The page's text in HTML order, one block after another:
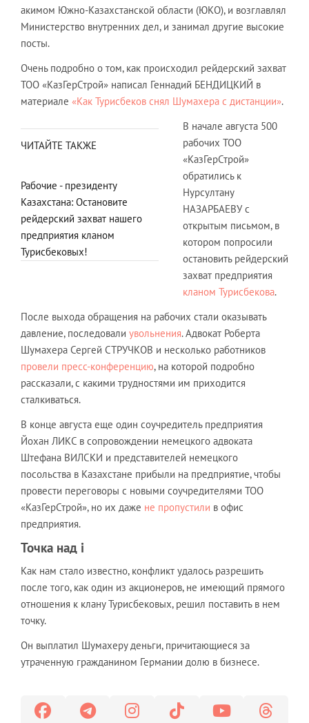
акимом Южно-Казахстанской области (ЮКО), и возглавлял
Министерство внутренних дел, и занимал другие высокие
посты.
Очень подробно о том, как происходил рейдерский захват
ТОО «КазГерСтрой» написал Геннадий БЕНДИЦКИЙ в
материале «Как Турисбеков снял Шумахера с дистанции».
ЧИТАЙТЕ ТАКЖЕ
Рабочие - президенту
Казахстана: Остановите
рейдерский захват нашего
предприятия кланом
Турисбековых!
В начале августа 500
рабочих ТОО
«КазГерСтрой»
обратились к
Нурсултану
НАЗАРБАЕВУ с
открытым письмом, в
котором попросили
остановить рейдерский
захват предприятия
кланом Турисбекова.
После выхода обращения на рабочих стали оказывать
давление, последовали увольнения. Адвокат Роберта
Шумахера Сергей СТРУЧКОВ и несколько работников
провели пресс-конференцию, на которой подробно
рассказали, с какими трудностями им приходится
сталкиваться.
В конце августа еще один соучредитель предприятия
Йохан ЛИКС в сопровождении немецкого адвоката
Штефана ВИЛСКИ и представителей немецкого
посольства в Казахстане прибыли на предприятие, чтобы
провести переговоры с новыми соучредителями ТОО
«КазГерСтрой», но их даже не пропустили в офис
предприятия.
Точка над i
Как нам стало известно, конфликт удалось разрешить
после того, как один из акционеров, не имеющий прямого
отношения к клану Турисбековых, решил поставить в нем
точку.
Он выплатил Шумахеру деньги, причитающиеся за
утраченную гражданином Германии долю в бизнесе.